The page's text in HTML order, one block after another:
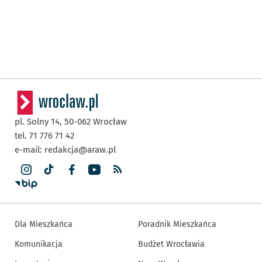
pl. Solny 14, 50-062 Wrocław
tel. 71 776 71 42
e-mail: redakcja@araw.pl
Dla Mieszkańca
Komunikacja
Poradnik Mieszkańca
Budżet Wrocławia